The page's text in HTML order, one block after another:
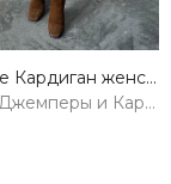
8106-beige Кардиган женский бежевый GIRL
Свитеры, Джемперы и Кардиганы